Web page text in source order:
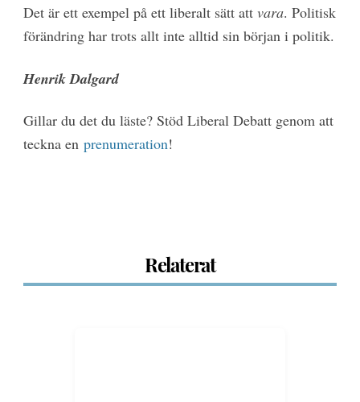
Det är ett exempel på ett liberalt sätt att vara. Politisk
förändring har trots allt inte alltid sin början i politik.
Henrik Dalgard
Gillar du det du läste? Stöd Liberal Debatt genom att
teckna en prenumeration!
Relaterat